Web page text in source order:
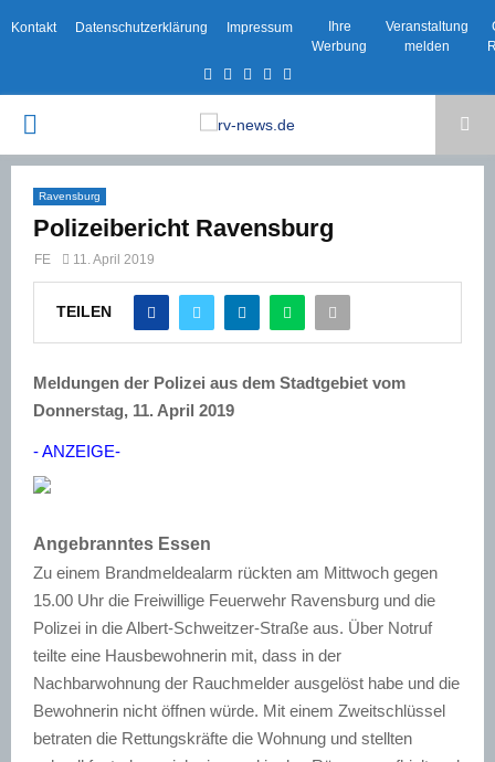
Kontakt Datenschutzerklärung Impressum
Ihre
Werbung
Veranstaltung
melden
Facebook
TwitterInstagram
Email
PRIMARY
MENU
Ravensburg
Polizeibericht Ravensburg
FE 11. April 2019
TEILEN
Meldungen der Polizei aus dem Stadtgebiet vom
Donnerstag, 11. April 2019
- ANZEIGE-
Angebranntes Essen
Zu einem Brandmeldealarm rückten am Mittwoch gegen
15.00 Uhr die Freiwillige Feuerwehr Ravensburg und die
Polizei in die Albert-Schweitzer-Straße aus. Über Notruf
teilte eine Hausbewohnerin mit, dass in der
Nachbarwohnung der Rauchmelder ausgelöst habe und die
Bewohnerin nicht öffnen würde. Mit einem Zweitschlüssel
betraten die Rettungskräfte die Wohnung und stellten